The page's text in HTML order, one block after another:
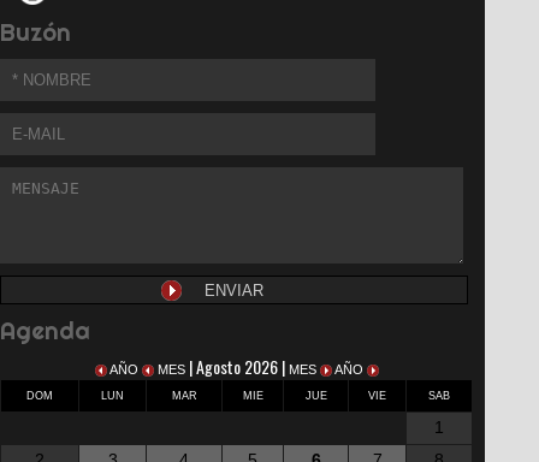
Buzón
Agenda
AÑO MES | Agosto 2026 | MES AÑO
DOM LUN MAR MIE JUE VIE SAB
1